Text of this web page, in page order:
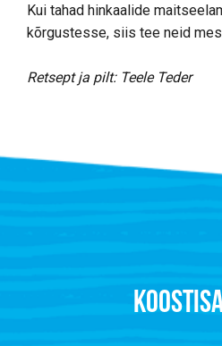
Kui tahad hinkaalide
kõrgustesse, siis tee neid
Retsept ja pilt: Teele Teder